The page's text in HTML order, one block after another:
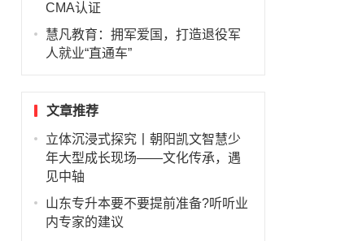
CMA认证
慧凡教育：拥军爱国，打造退役军
人就业“直通车”
文章推荐
立体沉浸式探究丨朝阳凯文智慧少
年大型成长现场——文化传承，遇
见中轴
山东专升本要不要提前准备?听听业
内专家的建议